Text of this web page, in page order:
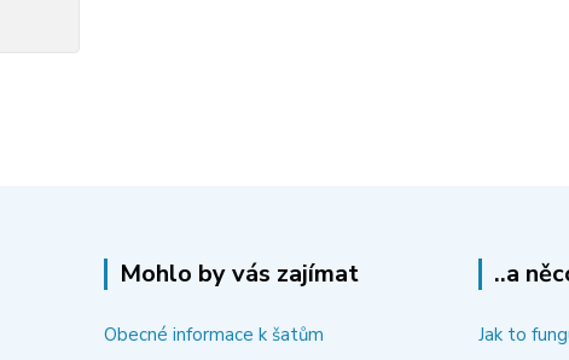
Mohlo by vás zajímat
Obecné informace k šatům
..a
Jak to